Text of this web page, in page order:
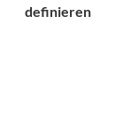
definieren